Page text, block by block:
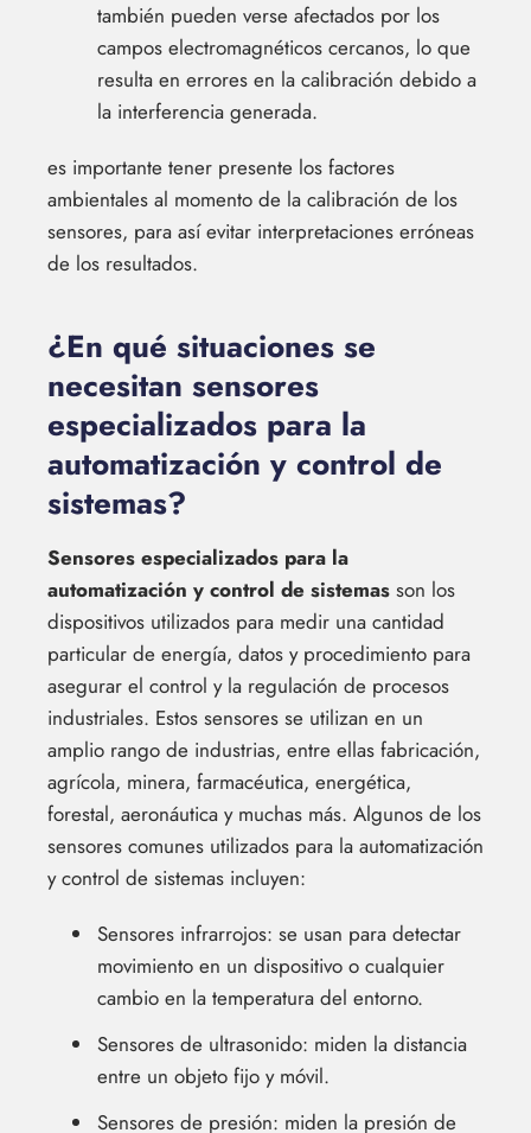
también pueden verse afectados por los
campos electromagnéticos cercanos, lo que
resulta en errores en la calibración debido a
la interferencia generada.
es importante tener presente los factores
ambientales al momento de la calibración de los
sensores, para así evitar interpretaciones erróneas
de los resultados.
¿En qué situaciones se
necesitan sensores
especializados para la
automatización y control de
sistemas?
Sensores especializados para la
automatización y control de sistemas son los
dispositivos utilizados para medir una cantidad
particular de energía, datos y procedimiento para
asegurar el control y la regulación de procesos
industriales. Estos sensores se utilizan en un
amplio rango de industrias, entre ellas fabricación,
agrícola, minera, farmacéutica, energética,
forestal, aeronáutica y muchas más. Algunos de los
sensores comunes utilizados para la automatización
y control de sistemas incluyen:
Sensores infrarrojos: se usan para detectar
movimiento en un dispositivo o cualquier
cambio en la temperatura del entorno.
Sensores de ultrasonido: miden la distancia
entre un objeto fijo y móvil.
Sensores de presión: miden la presión de